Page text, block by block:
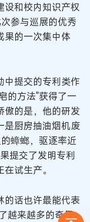
设和校内知识产权
参与巡展的优秀
果的一次集中体
中提交的专利类作
的方法"获得了一
傲的是，他的研发
是厨房抽油烟机废
蟑螂，驱逐率近
提交了发明专利
试生产。
的话也许最能代表
越来越多的奇思